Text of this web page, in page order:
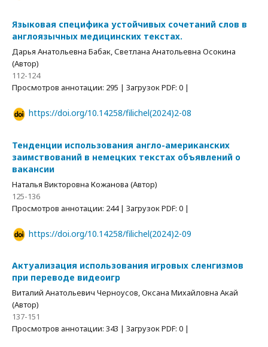
Языковая специфика устойчивых сочетаний слов в
англоязычных медицинских текстах.
Дарья Анатольевна Бабак, Светлана Анатольевна Осокина
(Автор)
112-124
Просмотров аннотации: 295 | Загрузок PDF: 0 |
https://doi.org/10.14258/filichel(2024)2-08
Тенденции использования англо-американских
заимствований в немецких текстах объявлений о
вакансии
Наталья Викторовна Кожанова (Автор)
125-136
Просмотров аннотации: 244 | Загрузок PDF: 0 |
https://doi.org/10.14258/filichel(2024)2-09
Актуализация использования игровых сленгизмов
при переводе видеоигр
Виталий Анатольевич Черноусов, Оксана Михайловна Акай
(Автор)
137-151
Просмотров аннотации: 343 | Загрузок PDF: 0 |